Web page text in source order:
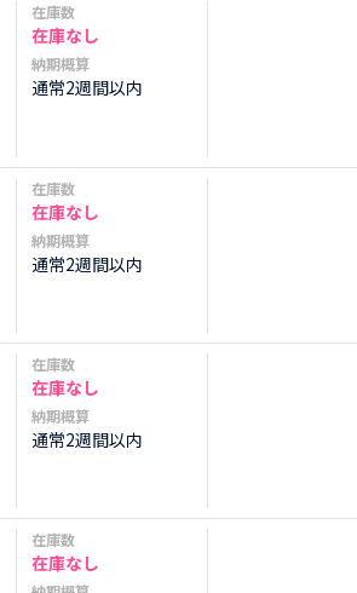
在庫数
在庫なし
納期概算
通常2週間以内
在庫数
在庫なし
納期概算
通常2週間以内
在庫数
在庫なし
納期概算
通常2週間以内
在庫数
在庫なし